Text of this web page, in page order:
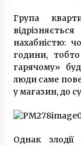
Група
нахабністю:
години,
гарячому»
люди саме
у магазин, до
Однак